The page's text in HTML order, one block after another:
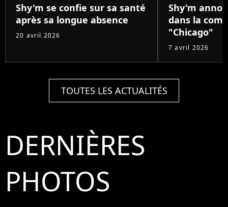
Shy'm se confie sur sa santé
après sa longue absence
20 avril 2026
Shy'm
dans la
"Chicago"
7 avril 2026
TOUTES LES ACTUALITÉS
DERNIÈRES
PHOTOS